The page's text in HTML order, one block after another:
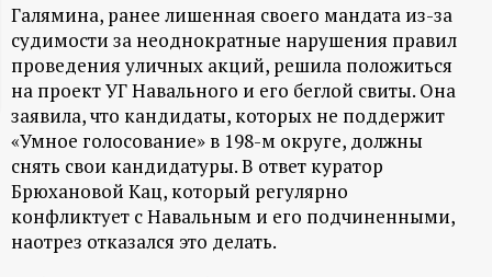
м
а
ц
и
о
Галямина, ранее лишенная своего мандата из-за
судимости за неоднократные нарушения правил
проведения уличных акций, решила положиться
на проект УГ Навального и его беглой свиты. Она
заявила, что кандидаты, которых не поддержит
«Умное голосование» в 198-м округе, должны
снять свои кандидатуры. В ответ куратор
Брюхановой Кац, который регулярно
конфликтует с Навальным и его подчиненными,
наотрез отказался это делать.